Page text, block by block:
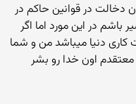
دخالت در قوانین حاکم در
باشم در این مورد اما اگر
کاری دنیا میباشد من و شما
معتقدم اون خدا رو بشر